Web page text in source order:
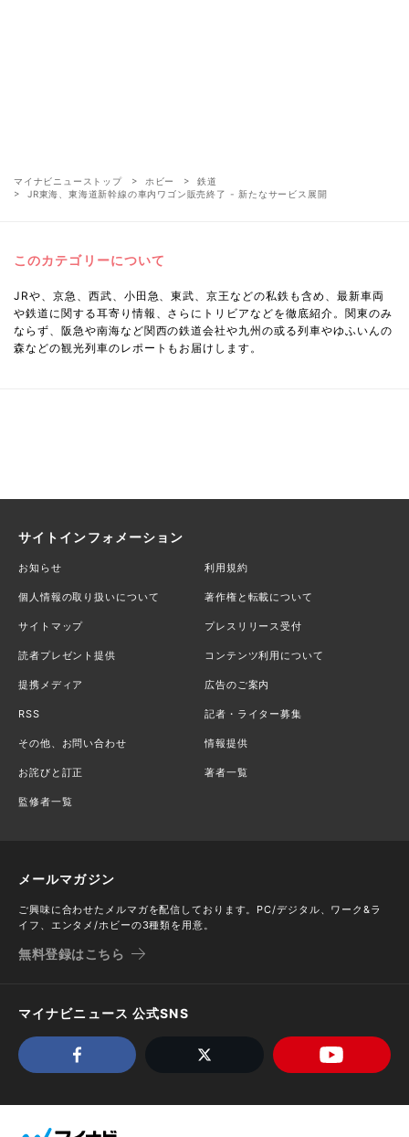
マイナビニューストップ ホビー
鉄道
JR東海、東海道新幹線の車内ワゴン販売終了 - 新たなサービス展開
このカテゴリーについて
JRや、京急、西武、小田急、東武、京王などの私鉄も含め、最新車両
や鉄道に関する耳寄り情報、さらにトリビアなどを徹底紹介。関東のみ
ならず、阪急や南海など関西の鉄道会社や九州の或る列車やゆふいんの
森などの観光列車のレポートもお届けします。
サイトインフォメーション
お知らせ 利用規約
個人情報の取り扱いについて 著作権と転載について
サイトマップ プレスリリース受付
読者プレゼント提供 コンテンツ利用について
提携メディア 広告のご案内
RSS 記者・ライター募集
その他、お問い合わせ 情報提供
お詫びと訂正 著者一覧
監修者一覧
メールマガジン
ご興味に合わせたメルマガを配信しております。PC/デジタル、ワーク&ラ
イフ、エンタメ/ホビーの3種類を用意。
無料登録はこちら
マイナビニュース 公式SNS